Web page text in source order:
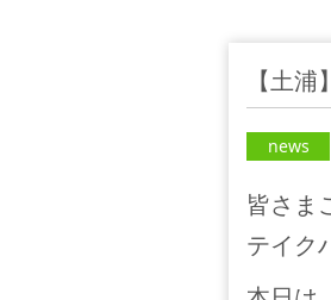
【土
news
皆さま
テイク